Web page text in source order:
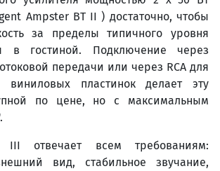
Ampster BT II ) достаточно, чтобы
за пределы типичного уровня
в гостиной. Подключение через
передачи или через RCA для
виниловых пластинок делает эту
по цене, но с максимальным
отвечает всем требованиям:
вид, стабильное звучание,